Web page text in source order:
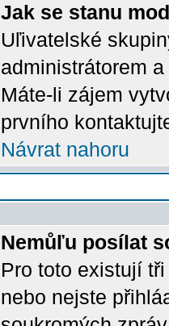
Jak se stanu
Uľivatelské
administrátorem
Máte-li zájem
prvního
Návrat nahoru
Nemůľu posílat
Pro toto existují
nebo nejste